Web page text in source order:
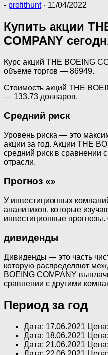
- profithunt · 11/04/2022
Купить акции
COMPANY
Курс акций THE BOEING
объеме торгов — 86949.
Стоимость акций THE
— 133.73 долларов.
Средний риск
Уровень риска — это
акции за год. Акции THE
средний риск в сравнении
отрасли.
Прогноз «»
У инвестиционных
аналитиков, которые
инвестиционные прогнозы.
дивиденды
Дивиденды — это часть
которую распределяют
BOEING COMPANY
сравнении с другими
Период за год
Дата: 17.06.2021
Дата: 18.06.2021
Дата: 21.06.2021
Дата: 22.06.2021